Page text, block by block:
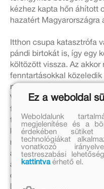
kézhez kapta hőn áhított
hazatért Magyarországra
Itthon csupa katasztrófa
pándi birtokát is, így egy
költözött vissza. Az akkor
fenntartásokkal
nagymamája mindig
Vilma nem tudott
férjével, és ráadásul még
tudta elintézni. Hiába
kultuszminiszter, Trefort
nézte jó szemmel Vilma
a nőknek semmi
azt tanácsolta a
cím üldözésével és
Bár a világhírű
Ez a weboldal
Weboldalunk
megjelenítése és a
érdekében
technológiákat
vonatkozó
testreszabási
kattintvaérhető el.